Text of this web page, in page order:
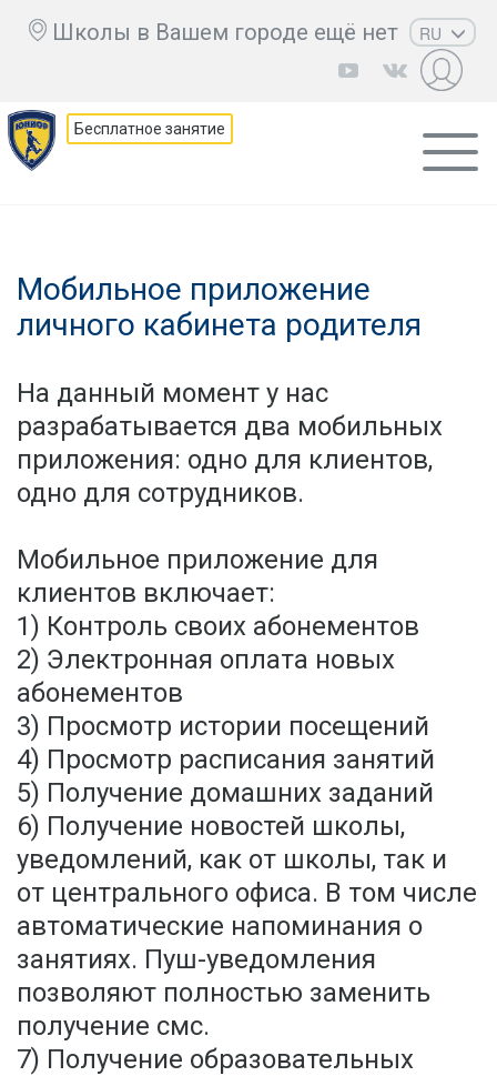
Школы в Вашем городе ещё нет
RU
EN
KZ
AZ
Бесплатное занятие
Мобильное приложение
личного кабинета родителя
На данный момент у нас
разрабатывается два мобильных
приложения: одно для клиентов,
одно для сотрудников.
Мобильное приложение для
клиентов включает:
1) Контроль своих абонементов
2) Электронная оплата новых
абонементов
3) Просмотр истории посещений
4) Просмотр расписания занятий
5) Получение домашних заданий
6) Получение новостей школы,
уведомлений, как от школы, так и
от центрального офиса. В том числе
автоматические напоминания о
занятиях. Пуш-уведомления
позволяют полностью заменить
получение смс.
7) Получение образовательных